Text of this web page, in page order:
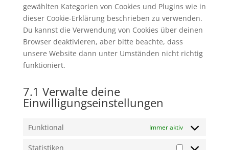
gewählten Kategorien von Cookies und Plugins wie in
dieser Cookie-Erklärung beschrieben zu verwenden.
Du kannst die Verwendung von Cookies über deinen
Browser deaktivieren, aber bitte beachte, dass
unsere Website dann unter Umständen nicht richtig
funktioniert.
7.1 Verwalte deine
Einwilligungseinstellungen
Funktional Immer aktiv
Statistiken